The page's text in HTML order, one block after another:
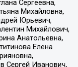
Сергеевна,
Михайловна,
Юрьевич,
Михайлович,
Анатольевна,
Елена
Сергей Иванович,